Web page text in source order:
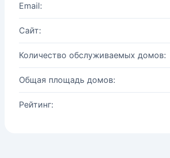
Email:
Сайт:
Количество обслуживаемых домов:
Общая площадь домов:
Рейтинг: